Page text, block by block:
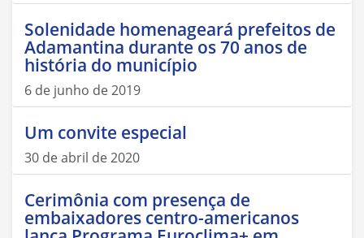
Solenidade homenageará prefeitos de
Adamantina durante os 70 anos de
história do município
6 de junho de 2019
Um convite especial
30 de abril de 2020
Cerimônia com presença de
embaixadores centro-americanos